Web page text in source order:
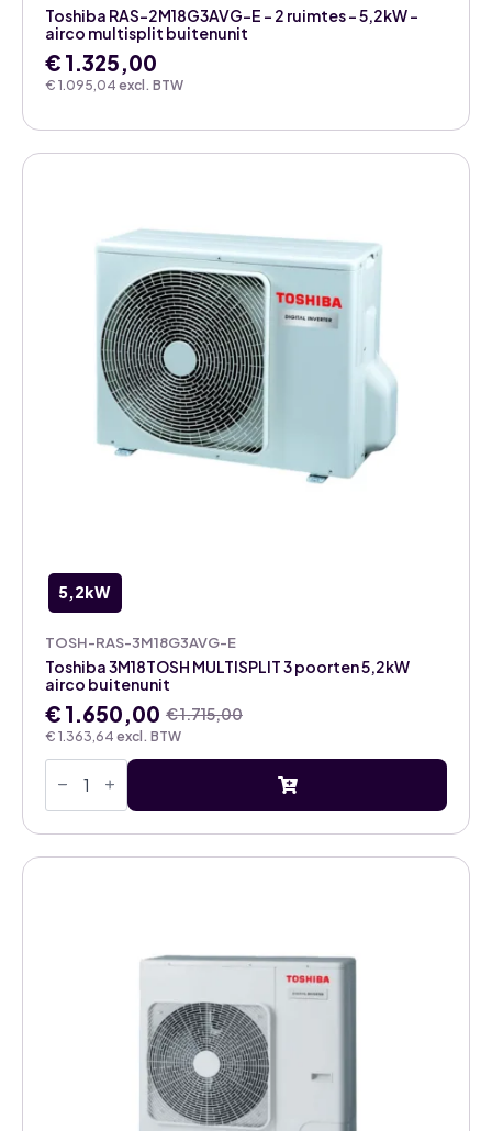
€ 1.095,04 excl. BTW
Toshiba RAS-2M18G3AVG-E – 2 ruimtes – 5,2kW –
airco multisplit buitenunit
€ 1.325,00
5,2kW
TOSH-RAS-3M18G3AVG-E
€ 1.363,64 excl. BTW
Toshiba 3M18TOSH MULTISPLIT 3 poorten 5,2kW
airco buitenunit
€1.715,00
Oorspronkelijke
prijs
was:
€ 1.715,00.
€ 1.650,00
Huidige
prijs
€ 1.650,00.
Toshiba
3M18TOSH
MULTISPLIT
3
poorten
5,2kW